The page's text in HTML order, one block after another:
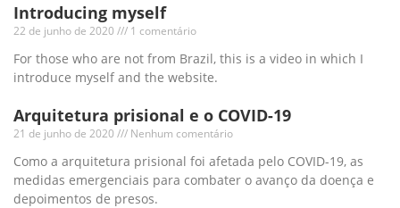
Introducing myself
22 de junho de 2020 1 comentário
For those who are not from Brazil, this is a video in which I
introduce myself and the website.
Arquitetura prisional e o COVID-19
21 de junho de 2020 Nenhum comentário
Como a arquitetura prisional foi afetada pelo COVID-19, as
medidas emergenciais para combater o avanço da doença e
depoimentos de presos.